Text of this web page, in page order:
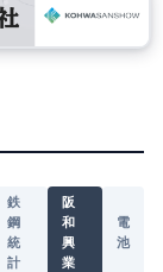
鉄
鋼
統
計
阪
和
興
業
電
池